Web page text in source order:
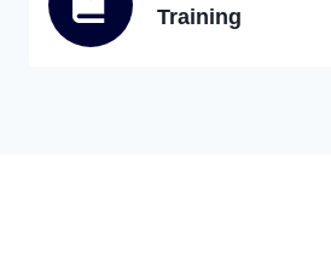
Training